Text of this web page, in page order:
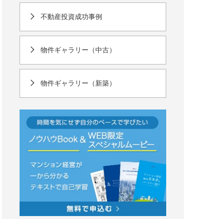
不動産投資成功事例
物件ギャラリー（中古）
物件ギャラリー（新築）